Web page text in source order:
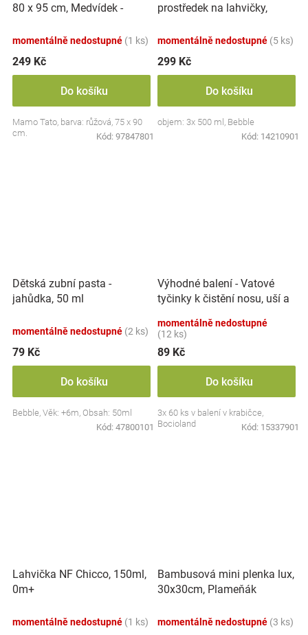
80 x 95 cm, Medvídek -
momentálně nedostupné (1 ks)
249 Kč
Do košíku
Mamo Tato, barva: růžová, 75 x 90
cm.
Kód: 97847801
prostředek na lahvičky,
momentálně nedostupné (5 ks)
299 Kč
Do košíku
objem: 3x 500 ml, Bebble
Kód: 14210901
Dětská zubní pasta -
jahůdka, 50 ml
momentálně nedostupné (2 ks)
79 Kč
Do košíku
Bebble, Věk: +6m, Obsah: 50ml
Kód: 47800101
Výhodné balení - Vatové
tyčinky k čistění nosu, uší a
momentálně nedostupné
(12 ks)
89 Kč
Do košíku
3x 60 ks v balení v krabičce,
Bocioland
Kód: 15337901
Lahvička NF Chicco, 150ml,
0m+
momentálně nedostupné (1 ks)
Bambusová mini plenka lux,
30x30cm, Plameňák
momentálně nedostupné (3 ks)